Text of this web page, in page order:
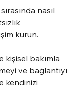
nasıl
kurun.
kişisel bakımla
ve bağlantıyı
kendinizi